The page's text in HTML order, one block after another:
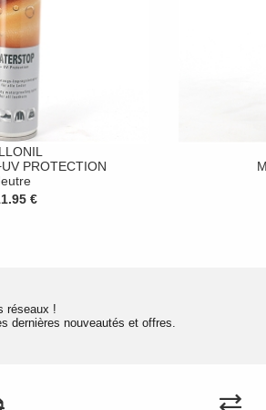
PROTECTION
€
réseaux !
dernières nouveautés et offres.